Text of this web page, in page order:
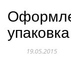
19.05.2015